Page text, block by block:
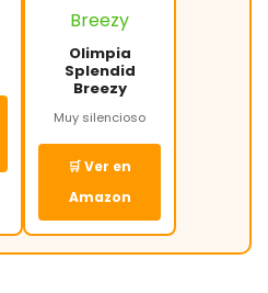
Olimpia
Splendid
Breezy
Muy silencioso
🛒 Ver en
Amazon